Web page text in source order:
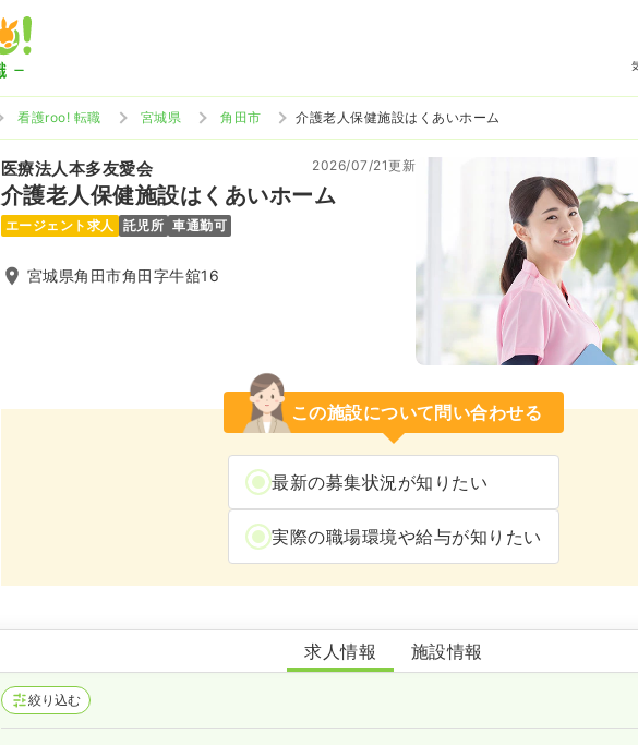
看護roo! 転職 宮城県 角田市 介護老人保健施設はくあいホーム
医療法人本多友愛会
介護老人保健施設はくあいホーム
2026/07/21更新
エージェント求人 託児所 車通勤可
宮城県角田市角田字牛舘16
この施設について問い合わせる
最新の募集状況が知りたい
実際の職場環境や給与が知りたい
介護老人保健施設はくあいホーム
求人情報 施設情報
絞り込む